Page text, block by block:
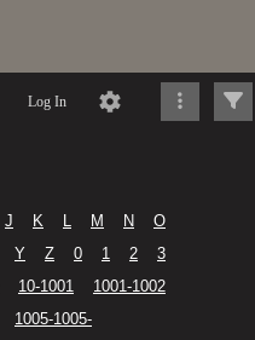
Log In
J K L M N
O
Y Z 0 1 2
3
10-1001
1001-1002
1005-1005-